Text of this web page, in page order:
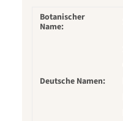
Botanischer
Name:
Deutsche Namen: